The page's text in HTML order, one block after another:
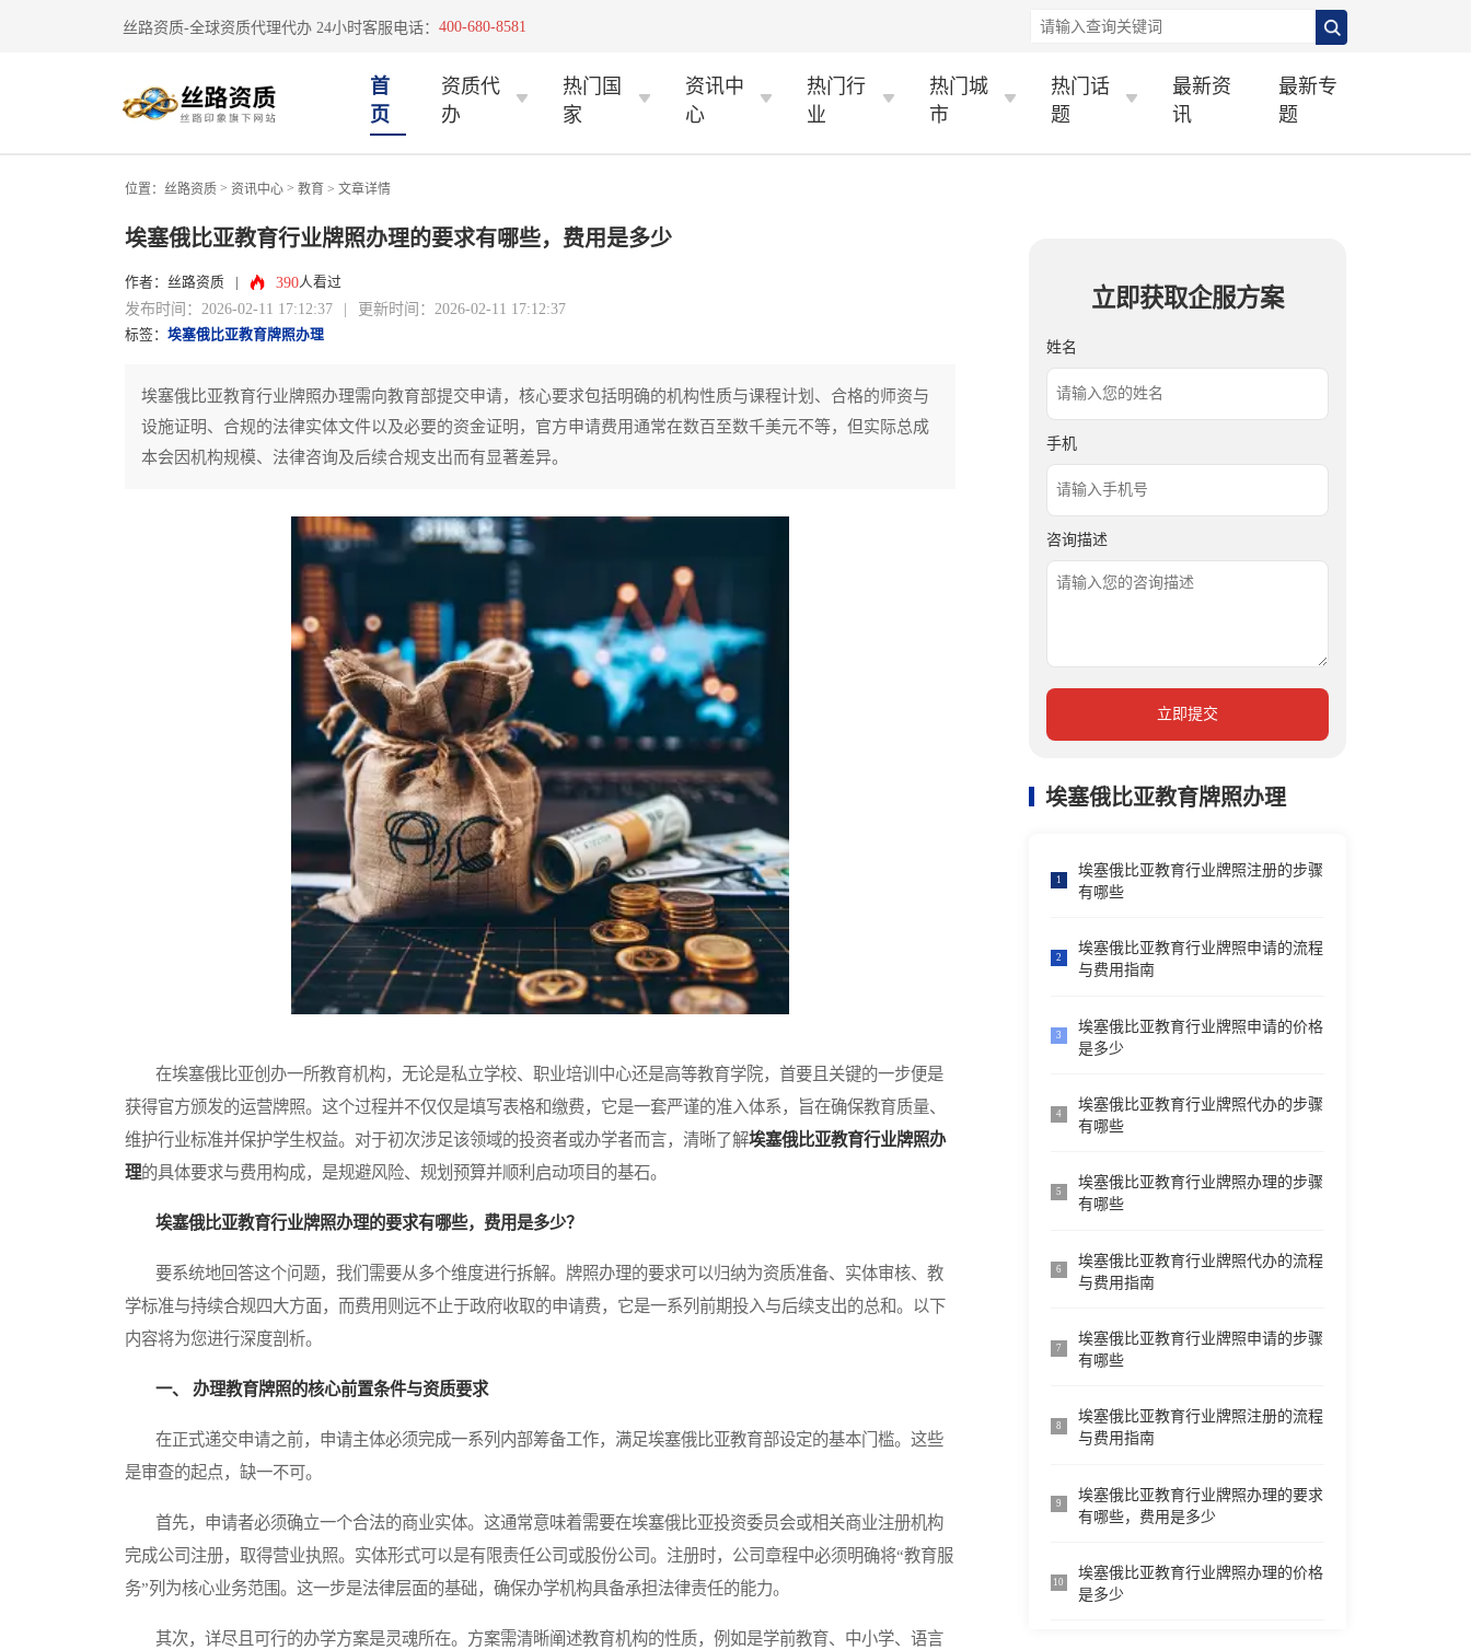
丝路资质-全球资质代理代办 24小时客服电话： 400-680-8581
首
页
资质代
办
热门国
家
资讯中
心
热门行
业
热门城
市
热门话
题
最新资
讯
最新专
题
位置： 丝路资质 > 资讯中心 > 教育 > 文章详情
埃塞俄比亚教育行业牌照办理的要求有哪些，费用是多少
作者：丝路资质 390人看过
发布时间：2026-02-11 17:12:37 | 更新时间：2026-02-11 17:12:37
标签： 埃塞俄比亚教育牌照办理
埃塞俄比亚教育行业牌照办理需向教育部提交申请，核心要求包括明确的机构性质与课程计划、合格的师资与
设施证明、合规的法律实体文件以及必要的资金证明，官方申请费用通常在数百至数千美元不等，但实际总成
本会因机构规模、法律咨询及后续合规支出而有显著差异。
在埃塞俄比亚创办一所教育机构，无论是私立学校、职业培训中心还是高等教育学院，首要且关键的一步便是
获得官方颁发的运营牌照。这个过程并不仅仅是填写表格和缴费，它是一套严谨的准入体系，旨在确保教育质量、
维护行业标准并保护学生权益。对于初次涉足该领域的投资者或办学者而言，清晰了解埃塞俄比亚教育行业牌照办
理的具体要求与费用构成，是规避风险、规划预算并顺利启动项目的基石。
埃塞俄比亚教育行业牌照办理的要求有哪些，费用是多少？
要系统地回答这个问题，我们需要从多个维度进行拆解。牌照办理的要求可以归纳为资质准备、实体审核、教
学标准与持续合规四大方面，而费用则远不止于政府收取的申请费，它是一系列前期投入与后续支出的总和。以下
内容将为您进行深度剖析。
一、 办理教育牌照的核心前置条件与资质要求
在正式递交申请之前，申请主体必须完成一系列内部筹备工作，满足埃塞俄比亚教育部设定的基本门槛。这些
是审查的起点，缺一不可。
首先，申请者必须确立一个合法的商业实体。这通常意味着需要在埃塞俄比亚投资委员会或相关商业注册机构
完成公司注册，取得营业执照。实体形式可以是有限责任公司或股份公司。注册时，公司章程中必须明确将“教育服
务”列为核心业务范围。这一步是法律层面的基础，确保办学机构具备承担法律责任的能力。
其次，详尽且可行的办学方案是灵魂所在。方案需清晰阐述教育机构的性质，例如是学前教育、中小学、语言
立即获取企服方案
姓名
手机
咨询描述
立即提交
埃塞俄比亚教育牌照办理
1
埃塞俄比亚教育行业牌照注册的步骤
有哪些
2
埃塞俄比亚教育行业牌照申请的流程
与费用指南
3
埃塞俄比亚教育行业牌照申请的价格
是多少
4
埃塞俄比亚教育行业牌照代办的步骤
有哪些
5
埃塞俄比亚教育行业牌照办理的步骤
有哪些
6
埃塞俄比亚教育行业牌照代办的流程
与费用指南
7
埃塞俄比亚教育行业牌照申请的步骤
有哪些
8
埃塞俄比亚教育行业牌照注册的流程
与费用指南
9
埃塞俄比亚教育行业牌照办理的要求
有哪些，费用是多少
10
埃塞俄比亚教育行业牌照办理的价格
是多少